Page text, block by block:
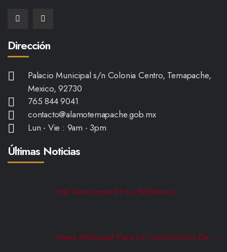
Dirección
Palacio Municipal s/n Colonia Centro, Temapache,
Mexico, 92730
765 844 9041
contacto@alamotemapache.gob.mx
Lun - Vie : 9am - 3pm
Últimas Noticias
Mis Vacaciones En La Biblioteca
Mesa Municipal Para La Construcción De ...